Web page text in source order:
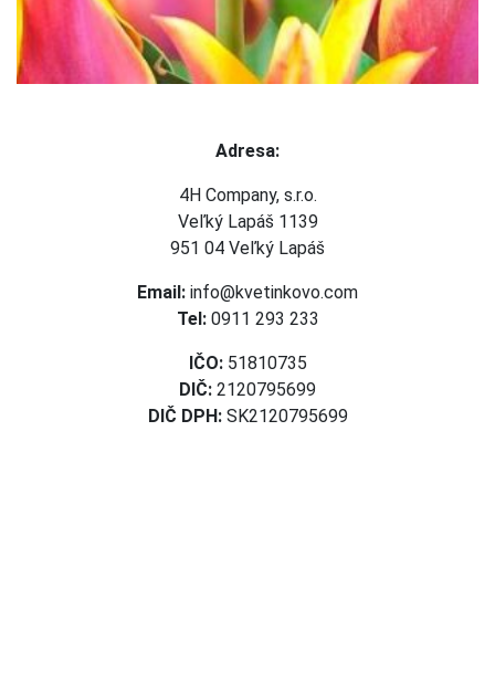
Adresa:
4H Company, s.r.o.
Veľký Lapáš 1139
951 04 Veľký Lapáš
Email: info@kvetinkovo.com
Tel: 0911 293 233
IČO: 51810735
DIČ: 2120795699
DIČ DPH: SK2120795699